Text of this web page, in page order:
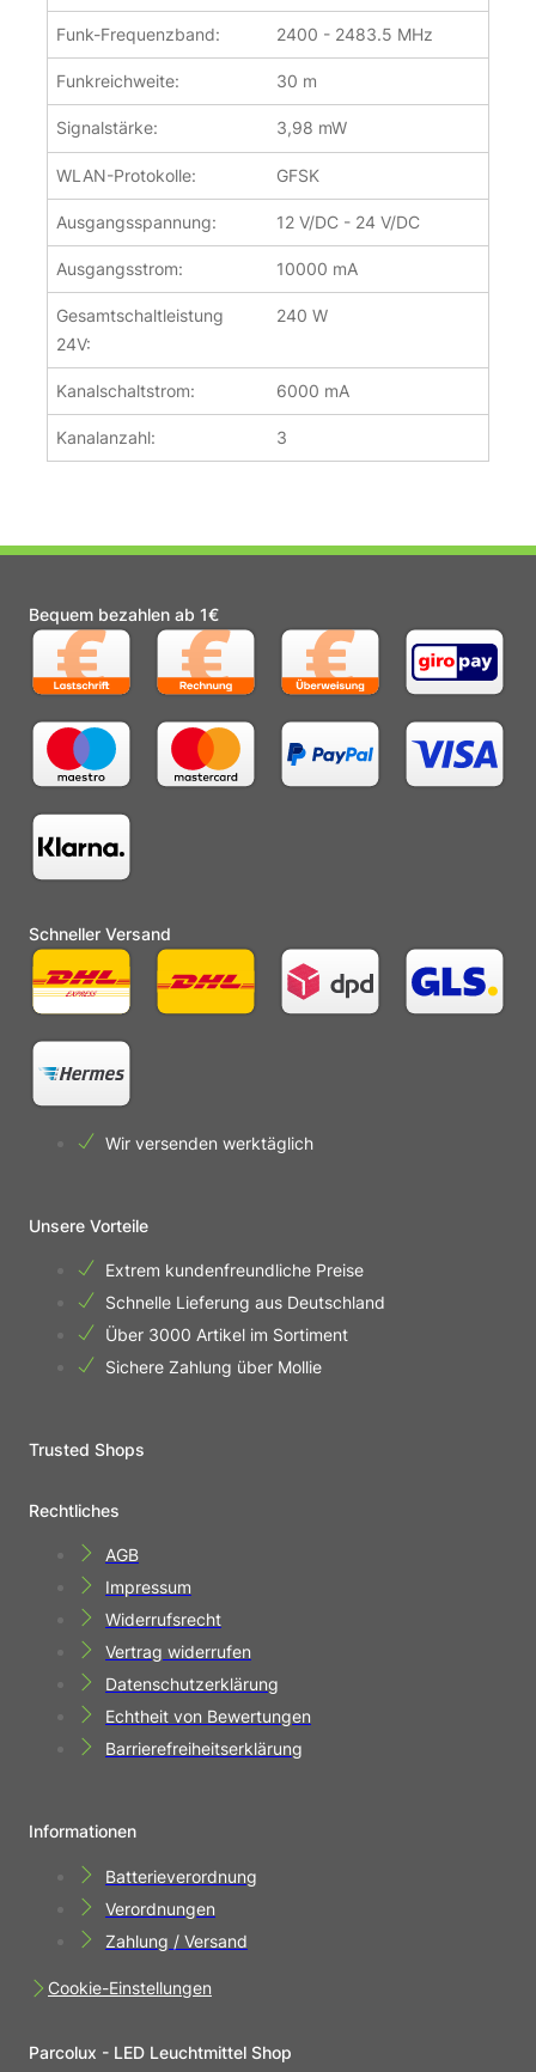
Funk-Frequenzband: 2400 - 2483.5 MHz
Funkreichweite: 30 m
Signalstärke: 3,98 mW
WLAN-Protokolle: GFSK
Ausgangsspannung: 12 V/DC - 24 V/DC
Ausgangsstrom: 10000 mA
Gesamtschaltleistung
24V:
240 W
Kanalschaltstrom: 6000 mA
Kanalanzahl: 3
Bequem bezahlen ab 1€
Schneller Versand
Wir versenden werktäglich
Unsere Vorteile
Extrem kundenfreundliche Preise
Schnelle Lieferung aus Deutschland
Über 3000 Artikel im Sortiment
Sichere Zahlung über Mollie
Trusted Shops
Rechtliches
AGB
Impressum
Widerrufsrecht
Vertrag widerrufen
Datenschutzerklärung
Echtheit von Bewertungen
Barrierefreiheitserklärung
Informationen
Batterieverordnung
Verordnungen
Zahlung / Versand
Cookie-Einstellungen
Parcolux - LED Leuchtmittel Shop